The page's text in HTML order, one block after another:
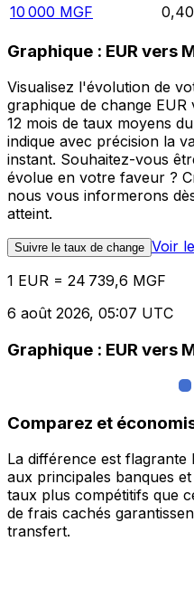
10 000 MGF
Graphique : EUR vers
Visualisez l'évolution de
graphique de change
12 mois de taux moyens
indique avec précision la
instant. Souhaitez-vous
évolue en votre faveur ?
nous vous informerons
atteint.
Suivre le taux de change Voir
1 EUR = 24 739,6 MGF
6 août 2026, 05:07 UTC
Graphique : EUR vers
Comparez et
La différence est
aux principales banques
taux plus compétitifs que
de frais cachés
transfert.